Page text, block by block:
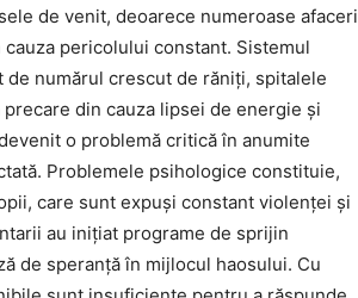
de venit, deoarece numeroase afaceri
pericolului constant. Sistemul
numărul crescut de răniți, spitalele
din cauza lipsei de energie și
o problemă critică în anumite
Problemele psihologice constituie,
care sunt expuși constant violenței și
au inițiat programe de sprijin
de speranță în mijlocul haosului. Cu